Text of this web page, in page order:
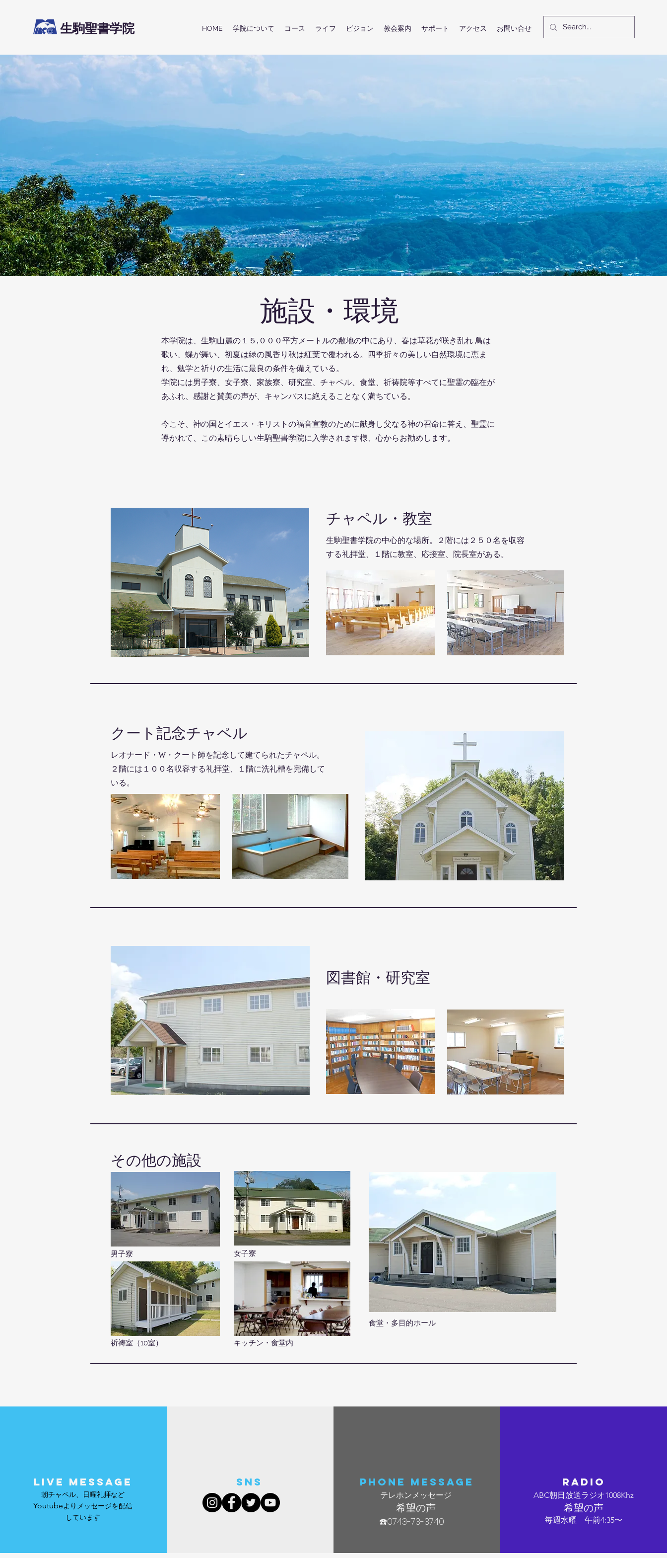
生駒聖書学院 HOME 学院について コース ライフ ビジョン 教会案内 サポート アクセス お問い合せ
​施設・環境
本学院は、生駒山麗の１５,０００平方メートルの敷地の中にあり、春は草花が咲き乱れ 鳥は
歌い、蝶が舞い、初夏は緑の風香り秋は紅葉で覆われる。四季折々の美しい自然環境に恵ま
れ、勉学と祈りの生活に最良の条件を備えている。
学院には男子寮、女子寮、家族寮、研究室、チャペル、食堂、祈祷院等すべてに聖霊の臨在が
あふれ、感謝と賛美の声が、キャンパスに絶えることなく満ちている。
今こそ、神の国とイエス・キリストの福音宣教のために献身し父なる神の召命に答え、聖霊に
導かれて、この素晴らしい生駒聖書学院に入学されます様、心からお勧めします。
チャペル・教室
生駒聖書学院の中心的な場所。２階には２５０名を収容
する礼拝堂、１階に教室、応接室、院長室がある。
クート記念チャペル
レオナード・W・クート師を記念して建てられたチャペル。
２階には１００名収容する礼拝堂、１階に洗礼槽を完備して
いる。
図書館・研究室
その他の施設
男子寮 女子寮
​祈祷室（10室） キッチン・食堂内
食堂・多目的ホール
LIVE MESSAGE
朝チャペル、日曜礼拝など
Youtubeよりメッセージを配信
しています
SNS phone message
テレホンメッセージ
​希望の声
☎️0743-73-3740
RADIO
ABC朝日放送ラジオ1008Khz
希望の声
​毎週水曜 午前4:35〜